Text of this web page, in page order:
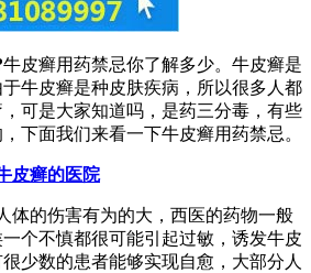
牛皮癣用药禁忌你了解多少。牛皮癣是
牛皮癣是种皮肤疾病，所以很多人都
可是大家知道吗，是药三分毒，有些
下面我们来看一下牛皮癣用药禁忌。
皮癣的医院
体的伤害有为的大，西医的药物一般
个不慎都很可能引起过敏，诱发牛皮
少数的患者能够实现自愈，大部分人